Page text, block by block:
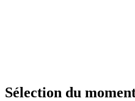
Sélection du